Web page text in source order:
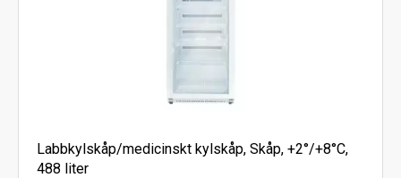
Labbkylskåp/medicinskt kylskåp, Skåp, +2°/+8°C,
488 liter